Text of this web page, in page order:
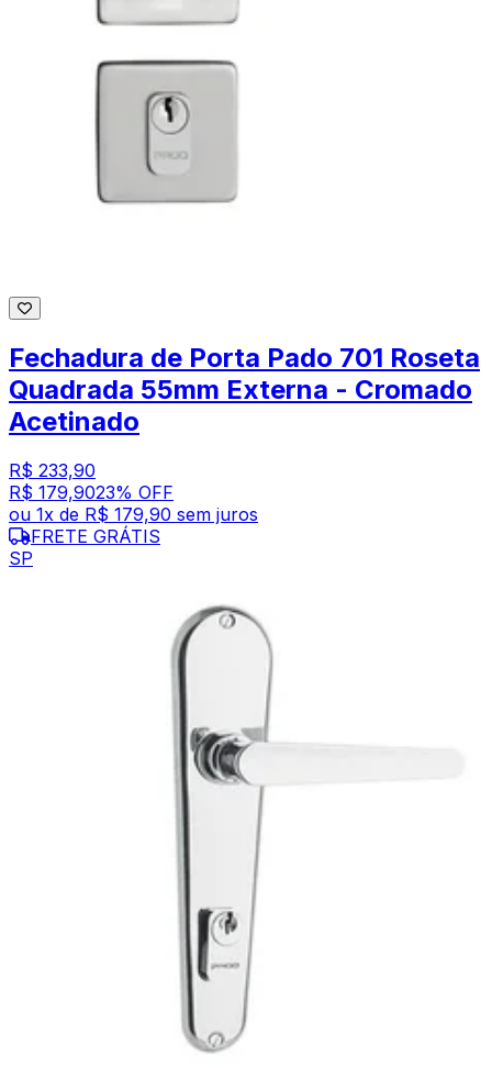
Fechadura de Porta Pado 701 Roseta
Quadrada 55mm Externa - Cromado
Acetinado
R$ 233,90
R$ 179,9023% OFF
ou 1x de R$ 179,90 sem juros
FRETE GRÁTIS
SP